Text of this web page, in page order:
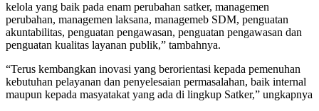
kelola yang baik pada enam perubahan satker, managemen
perubahan, managemen laksana, managemeb SDM, penguatan
akuntabilitas, penguatan pengawasan, penguatan pengawasan dan
penguatan kualitas layanan publik,” tambahnya.
“Terus kembangkan inovasi yang berorientasi kepada pemenuhan
kebutuhan pelayanan dan penyelesaian permasalahan, baik internal
maupun kepada masyatakat yang ada di lingkup Satker,” ungkapnya